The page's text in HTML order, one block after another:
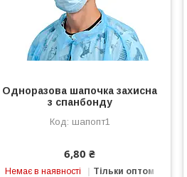
Одноразова шапочка захисна
з спанбонду
шапопт1
6,80 ₴
Немає в наявності Тільки оптом